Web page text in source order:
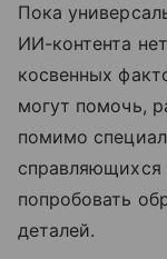
Пока
ИИ-контента
косвенных
могут помочь,
помимо
справляющихся
попробовать
деталей.